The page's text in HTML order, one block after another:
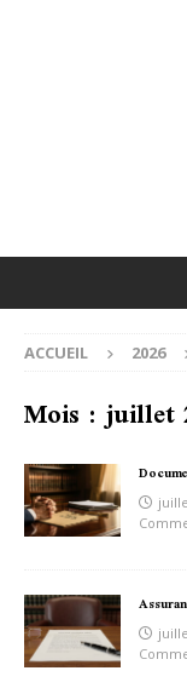
ACCUEIL 2026
Mois :juillet